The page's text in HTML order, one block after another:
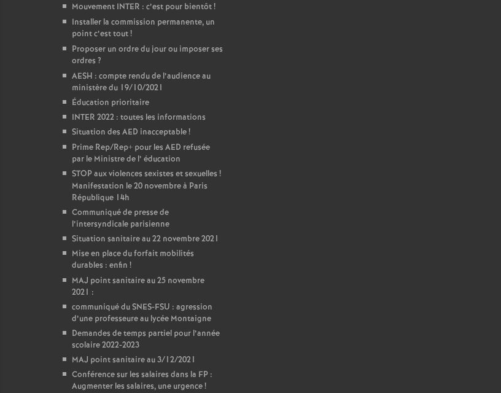
Mouvement INTER : c’est pour bientôt!
Installer la commission permanente, un
point c’est tout!
Proposer un ordre du jour ou imposer ses
ordres ?
AESH : compte rendu de l’audience au
ministère du 19/10/2021
Éducation prioritaire
INTER 2022 : toutes les informations
Situation des AED inacceptable!
Prime Rep/Rep+ pour les AED refusée
par le Ministre de l’ éducation
STOP aux violences sexistes et sexuelles !
Manifestation le 20 novembre à Paris
République 14h
Communiqué de presse de
l’intersyndicale parisienne
Situation sanitaire au 22 novembre 2021
Mise en place du forfait mobilités
durables : enfin !
MAJ point sanitaire au 25 novembre
2021 :
communiqué du SNES-FSU : agression
d’une professeure au lycée Montaigne
Demandes de temps partiel pour l’année
scolaire 2022-2023
MAJ point sanitaire au 3/12/2021
Conférence sur les salaires dans la FP :
Augmenter les salaires, une urgence!